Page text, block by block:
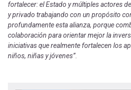
fortalecer: el Estado y múltiples actores
y privado trabajando con un propósito
profundamente esta alianza, porque
colaboración para orientar mejor la
iniciativas que realmente fortalecen los
niños, niñas y jóvenes”.